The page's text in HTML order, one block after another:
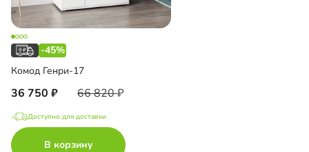
-45%
Комод Генри-17
36 750 66 820
Доступно для доставки
В корзину